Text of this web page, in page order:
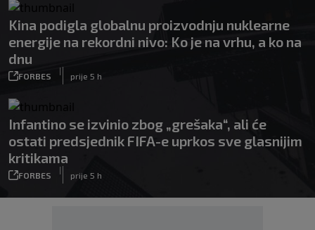
Kina podigla globalnu proizvodnju nuklearne
energije na rekordni nivo: Ko je na vrhu, a ko na
dnu
FORBES
|
prije 5 h
Infantino se izvinio zbog „grešaka“, ali će
ostati predsjednik FIFA-e uprkos sve glasnijim
kritikama
FORBES
|
prije 5 h